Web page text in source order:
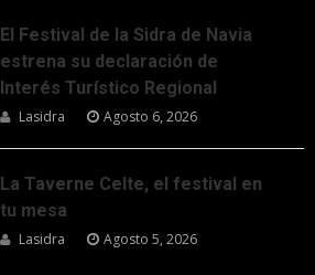
El Festival de la Sidra de Navia
estrena su declaración de
Interés Turístico Regional
Lasidra Agosto 6, 2026
La Taverne Celte, el festival en
tu mesa
Lasidra Agosto 5, 2026